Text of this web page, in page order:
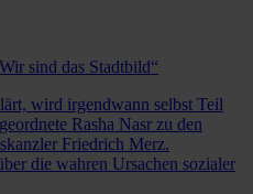
sind das Stadtbild“
wird irgendwann selbst Teil
Rasha Nasr zu den
Friedrich Merz.
die wahren Ursachen sozialer